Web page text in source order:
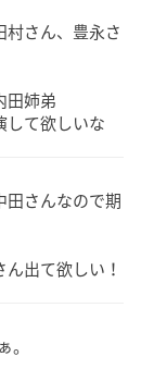
さん、豊永さ
田姉弟
して欲しいな
田さんなので期
出て欲しい！